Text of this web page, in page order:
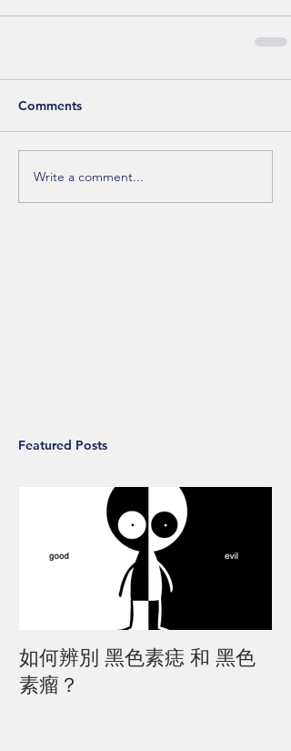
Comments
Write a comment...
Featured Posts
如何辨別 黑色素痣 和 黑色
素瘤？